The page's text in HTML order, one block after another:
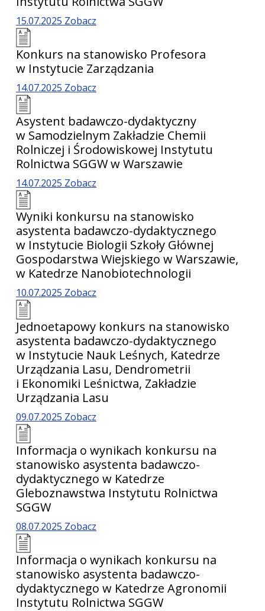
15.07.2025 Zobacz
Konkurs na stanowisko Profesora
w Instytucie Zarządzania
14.07.2025 Zobacz
Asystent badawczo-dydaktyczny
w Samodzielnym Zakładzie Chemii
Rolniczej i Środowiskowej Instytutu
Rolnictwa SGGW w Warszawie
14.07.2025 Zobacz
Wyniki konkursu na stanowisko
asystenta badawczo-dydaktycznego
w Instytucie Biologii Szkoły Głównej
Gospodarstwa Wiejskiego w Warszawie,
w Katedrze Nanobiotechnologii
10.07.2025 Zobacz
Jednoetapowy konkurs na stanowisko
asystenta badawczo-dydaktycznego
w Instytucie Nauk Leśnych, Katedrze
Urządzania Lasu, Dendrometrii
i Ekonomiki Leśnictwa, Zakładzie
Urządzania Lasu
09.07.2025 Zobacz
Informacja o wynikach konkursu na
stanowisko asystenta badawczo-
dydaktycznego w Katedrze
Gleboznawstwa Instytutu Rolnictwa
SGGW
08.07.2025 Zobacz
Informacja o wynikach konkursu na
stanowisko asystenta badawczo-
dydaktycznego w Katedrze Agronomii
Instytutu Rolnictwa SGGW